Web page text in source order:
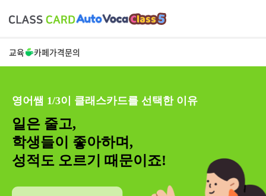
교육 카페가격문의
영어쌤 1/3이 클래스카드를 선택한 이유
일은 줄고,
학생들이 좋아하며,
성적도 오르기 때문이죠!